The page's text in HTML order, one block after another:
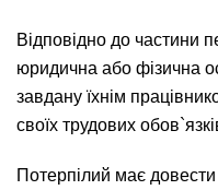
Відповідно до частини
юридична або фізична
завдану їхнім
своїх трудових
Потерпілий має